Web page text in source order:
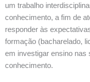
um trabalho
conhecimento, a fim de
responder às
formação (bacharelado,
em investigar ensino
conhecimento.